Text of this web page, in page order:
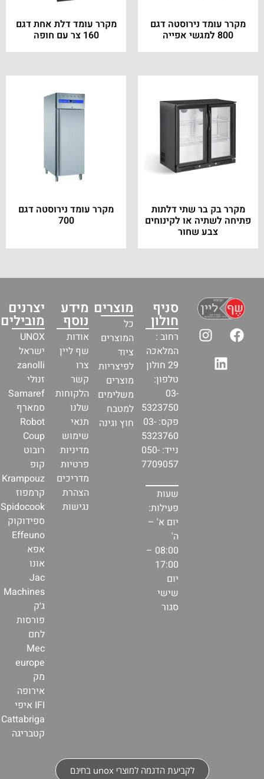
מקרר עומד נירוסטה דגם
800 למגשי אפייה
מקרר עומד דלת אחת דגם
160 צר עם חופה
מקרר בק בר שתי דלתות
פתיחה לשתיה או לקינוחים
צבע שחור
מקרר עומד נירוסטה דגם
700
סניף
חולון
רחוב :
המלאכה
29 חולון
טלפון:
03-
5323750
פקס: 03-
5323760
נייד: 050-
7709057
שעות
פעילות:
יום א' –
ה'
08:00 –
17:00
יום
שישי
סגור
מוצרים
כל
המוצרים
ציוד
לפיצריות
מוצרים
משלימים
למטבח
חוץ וגינה
מידע
נוסף
אודות
שף ליין
צרו
קשר
הלקוחות
שלנו
תנאי
שימוש
מדיניות
פרטיות
מדריכים
הצהרת
נגישות
יצרנים
מובילים
UNOX
ישראל
zanolli
זנולי
Samaref
סמארף
Robot
Coup
רובוט
קופ
Krampouz
קרמפוז
Spidocook
ספידוקוק
Effeuno
אפא
אונו
Jac
Machines
ג׳ק
פורסות
לחם
Mec
europe
מק
אירופה
IFI איפי
Cattabriga
קטבריגה
לקביעת הדגמה למוצרי unox בחינם